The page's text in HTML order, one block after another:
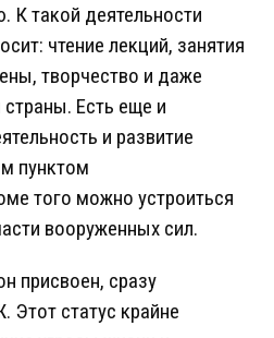
К такой деятельности
чтение лекций, занятия
творчество и даже
страны. Есть еще и
и развитие
пунктом
того можно устроиться
вооруженных сил.
присвоен, сразу
Этот статус крайне